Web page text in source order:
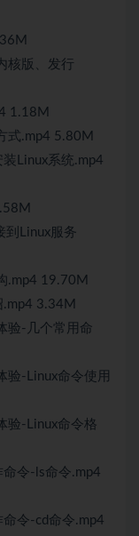
核版、发行
1.18M
式.mp4 5.80M
Linux系统.mp4
到Linux服务
.mp4 19.70M
3.34M
验-几个常用命
验-Linux命令使用
验-Linux命令格
令-ls命令.mp4
令-cd命令.mp4